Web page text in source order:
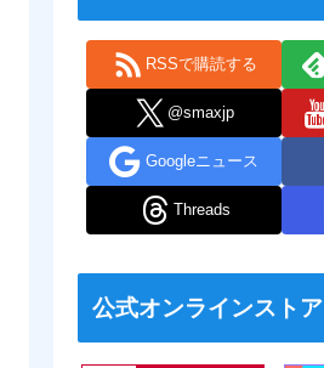
RSSで購読する
@smaxjp
Googleニュース
Threads
公式オンラインストア